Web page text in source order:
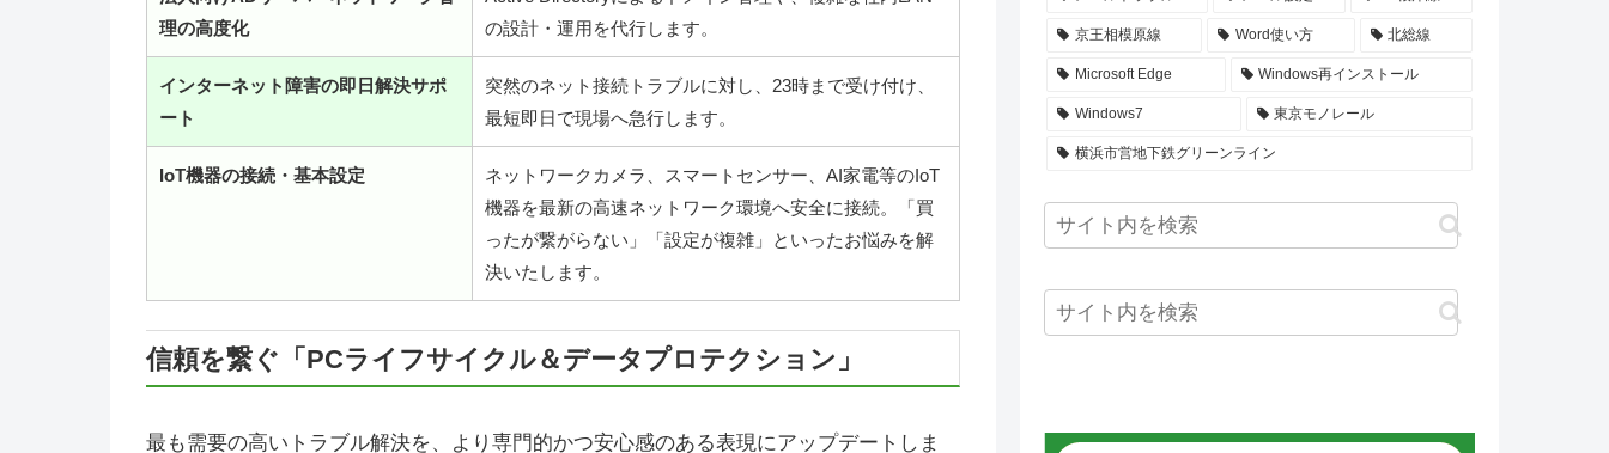
理の高度化
の設計・運用を代行します。
インターネット障害の即日解決サポ
ート
突然のネット接続トラブルに対し、23時まで受け付け、
最短即日で現場へ急行します。
IoT機器の接続・基本設定
ネットワークカメラ、スマートセンサー、AI家電等のIoT
機器を最新の高速ネットワーク環境へ安全に接続。「買
ったが繋がらない」「設定が複雑」といったお悩みを解
決いたします。
信頼を繋ぐ「PCライフサイクル＆データプロテクション」
最も需要の高いトラブル解決を、より専門的かつ安心感のある表現にアップデートしま
京王相模原線 Word使い方 北総線
Microsoft Edge Windows再インストール
Windows7 東京モノレール
横浜市営地下鉄グリーンライン